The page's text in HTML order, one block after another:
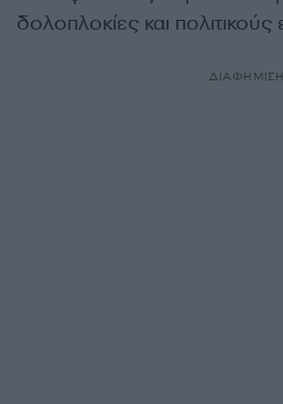
δολοπλοκίες και
ΔΙΑΦΗΜΙΣΗ